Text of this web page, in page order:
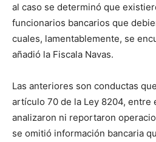
al caso se determinó que
funcionarios bancarios que
cuales, lamentablemente, se
añadió la Fiscala Navas.
Las anteriores son conductas
artículo 70 de la Ley 8204, entre
analizaron ni reportaron
se omitió información bancaria